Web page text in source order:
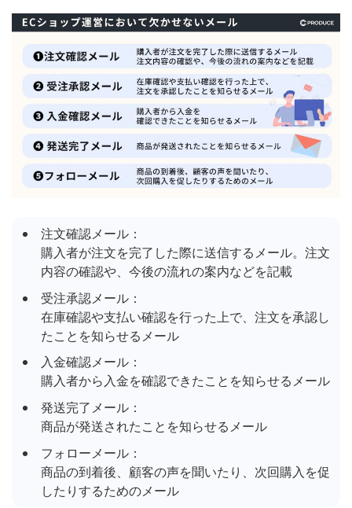
注文確認メール：
購入者が注文を完了した際に送信するメール。注文
内容の確認や、今後の流れの案内などを記載
受注承認メール：
在庫確認や支払い確認を行った上で、注文を承認し
たことを知らせるメール
入金確認メール：
購入者から入金を確認できたことを知らせるメール
発送完了メール：
商品が発送されたことを知らせるメール
フォローメール：
商品の到着後、顧客の声を聞いたり、次回購入を促
したりするためのメール